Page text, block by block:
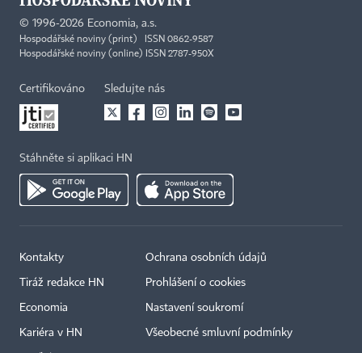
© 1996-2026 Economia, a.s.
Hospodářské noviny (print) ISSN 0862-9587
Hospodářské noviny (online) ISSN 2787-950X
Certifikováno Sledujte nás
Stáhněte si aplikaci HN
Kontakty
Tiráž redakce HN
Economia
Kariéra v HN
Ochrana osobních údajů
Prohlášení o cookies
Nastavení soukromí
Všeobecné smluvní podmínky